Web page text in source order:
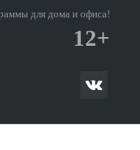
для дома и офиса!
12+